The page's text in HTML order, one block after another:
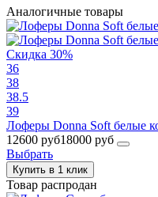
Аналогичные товары
Скидка 30%
36
38
38.5
39
Лоферы Donna Soft белые
12600 руб18000 руб
Выбрать
Купить в 1 клик
Товар распродан